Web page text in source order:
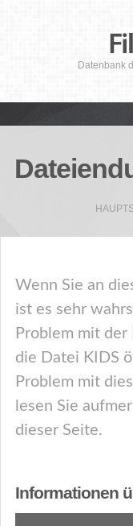
Datenbank
Wenn Sie an
ist es sehr
Problem mit
die Datei KIDS
Problem mit
lesen Sie
dieser Seite.
Informationen